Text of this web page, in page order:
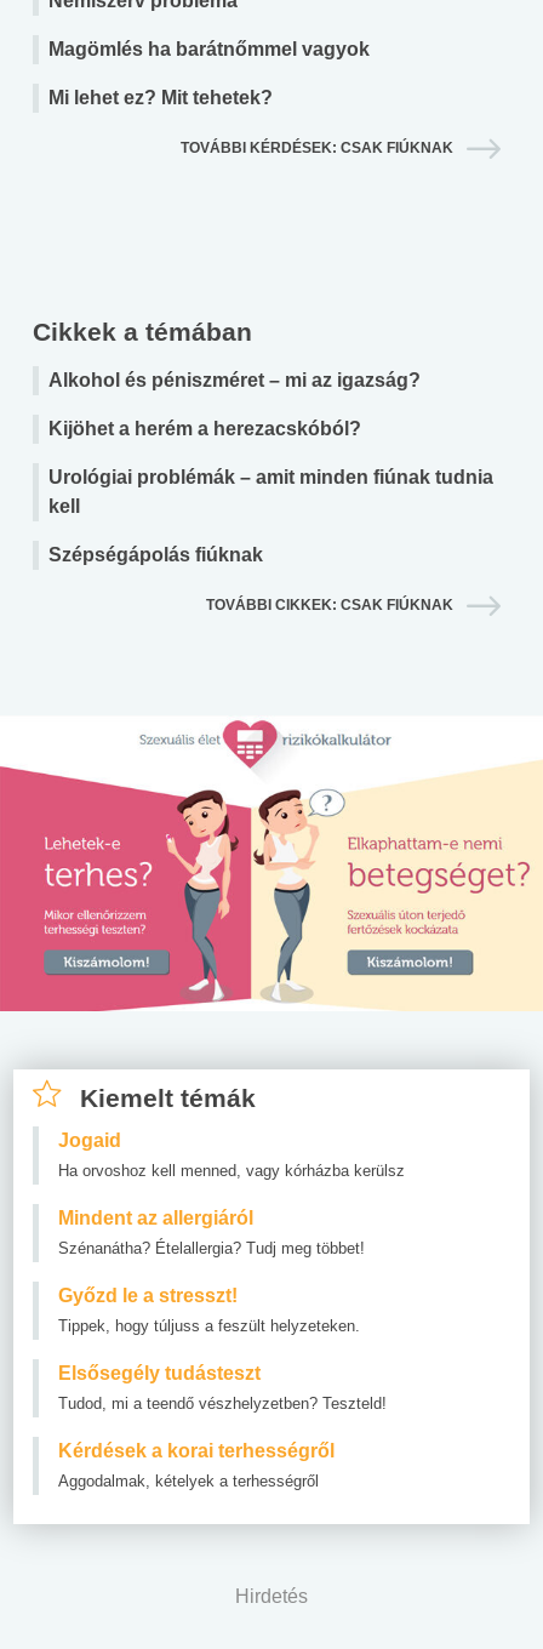
Magömlés ha barátnőmmel vagyok
Mi lehet ez? Mit tehetek?
TOVÁBBI KÉRDÉSEK: CSAK FIÚKNAK
Cikkek a témában
Alkohol és péniszméret – mi az igazság?
Kijöhet a herém a herezacskóból?
Urológiai problémák – amit minden fiúnak tudnia
kell
Szépségápolás fiúknak
TOVÁBBI CIKKEK: CSAK FIÚKNAK
Kiemelt témák
Jogaid
Ha orvoshoz kell menned, vagy kórházba kerülsz
Mindent az allergiáról
Szénanátha? Ételallergia? Tudj meg többet!
Győzd le a stresszt!
Tippek, hogy túljuss a feszült helyzeteken.
Elsősegély tudásteszt
Tudod, mi a teendő vészhelyzetben? Teszteld!
Kérdések a korai terhességről
Aggodalmak, kételyek a terhességről
Hirdetés